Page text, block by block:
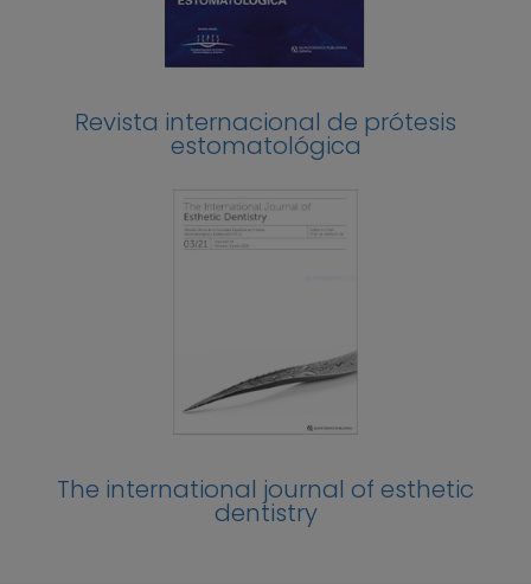
Revista internacional de prótesis
estomatológica
The international journal of esthetic
dentistry